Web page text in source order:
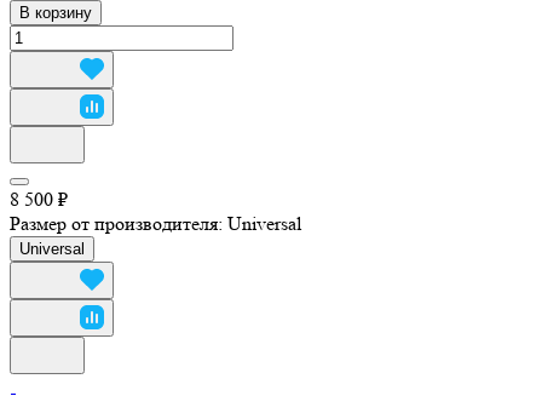
В корзину
8 500 ₽
Размер от производителя: Universal
Universal